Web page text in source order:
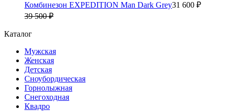
Комбинезон EXPEDITION Man Dark Grey31 600 ₽
39 500 ₽
Каталог
Мужская
Женская
Детская
Сноубордическая
Горнолыжная
Снегоходная
Квадро